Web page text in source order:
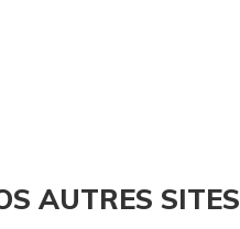
AUTRES SITES